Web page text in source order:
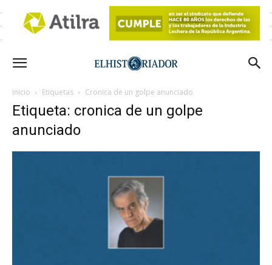
Inicio Etiquetas Cronica de un golpe anunciado
Etiqueta: cronica de un golpe
anunciado